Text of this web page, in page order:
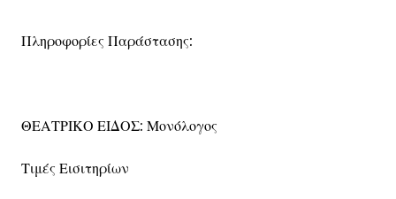
Πληροφορίες Παράστασης:
ΘΕΑΤΡΙΚΟ ΕΙΔΟΣ: Μονόλογος
Τιμές Εισιτηρίων